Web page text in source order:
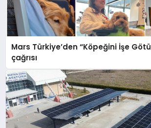
Mars Türkiye’den “Köpeğini İşe
çağrısı